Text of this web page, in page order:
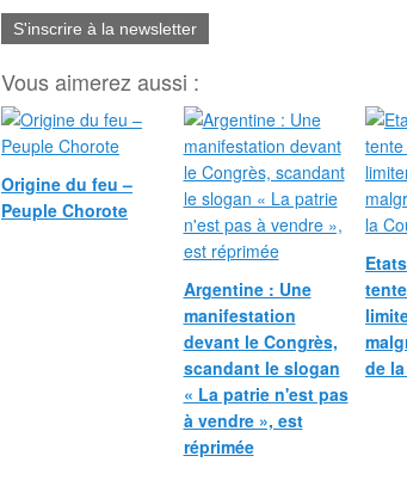
S'inscrire à la newsletter
Vous aimerez aussi :
Origine du feu –
Peuple Chorote
Argentine : Une
manifestation
devant le Congrès,
scandant le slogan
« La patrie n'est pas
à vendre », est
réprimée
de